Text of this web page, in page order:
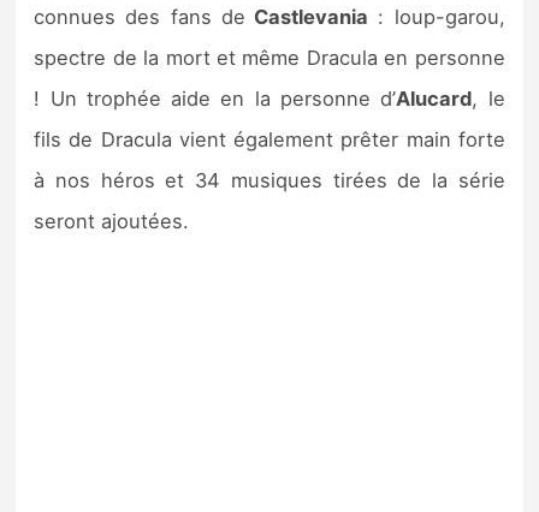
connues des fans de Castlevania : loup-garou,
spectre de la mort et même Dracula en personne
! Un trophée aide en la personne d’Alucard, le
fils de Dracula vient également prêter main forte
à nos héros et 34 musiques tirées de la série
seront ajoutées.